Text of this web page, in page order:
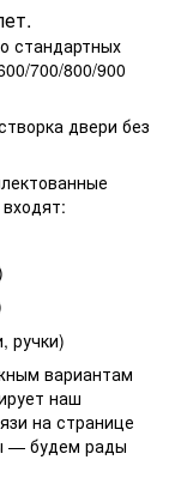
стандартных
700/800/900
двери без
ручки)
вариантам
наш
на странице
— будем рады